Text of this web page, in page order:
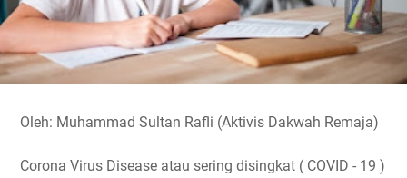
Oleh: Muhammad Sultan Rafli (Aktivis Dakwah Remaja)
Corona Virus Disease atau sering disingkat ( COVID - 19 )